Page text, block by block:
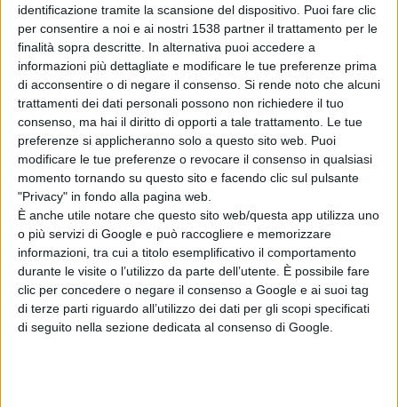
identificazione tramite la scansione del dispositivo. Puoi fare clic
per consentire a noi e ai nostri 1538 partner il trattamento per le
finalità sopra descritte. In alternativa puoi accedere a
informazioni più dettagliate e modificare le tue preferenze prima
di acconsentire o di negare il consenso. Si rende noto che alcuni
trattamenti dei dati personali possono non richiedere il tuo
consenso, ma hai il diritto di opporti a tale trattamento. Le tue
preferenze si applicheranno solo a questo sito web. Puoi
modificare le tue preferenze o revocare il consenso in qualsiasi
momento tornando su questo sito e facendo clic sul pulsante
"Privacy" in fondo alla pagina web.
È anche utile notare che questo sito web/questa app utilizza uno
o più servizi di Google e può raccogliere e memorizzare
informazioni, tra cui a titolo esemplificativo il comportamento
durante le visite o l’utilizzo da parte dell’utente. È possibile fare
clic per concedere o negare il consenso a Google e ai suoi tag
di terze parti riguardo all’utilizzo dei dati per gli scopi specificati
di seguito nella sezione dedicata al consenso di Google.
Articolo successivo